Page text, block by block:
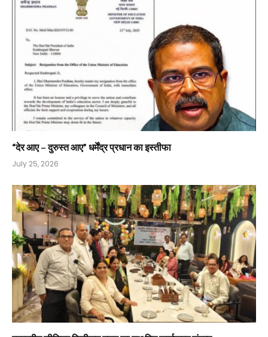
“देर आए – दुरुस्त आए” धर्मेंद्र प्रधान का इस्तीफा
July 25, 2026